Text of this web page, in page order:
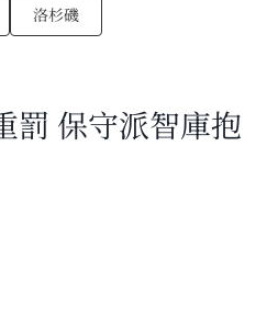
洛杉磯
罰 保守派智庫抱